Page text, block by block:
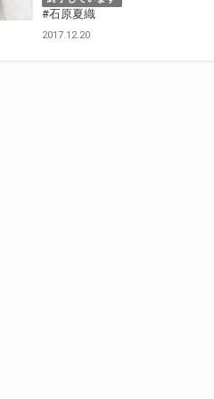
#石原夏織
2017.12.20